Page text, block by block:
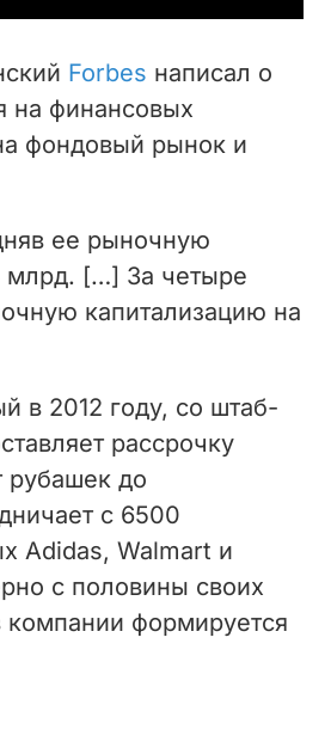
Forbes написал о
на финансовых
фондовый рынок и
ее рыночную
млрд. […] За четыре
капитализацию на
в 2012 году, со штаб-
рассрочку
рубашек до
с 6500
Adidas, Walmart и
с половины своих
компании формируется